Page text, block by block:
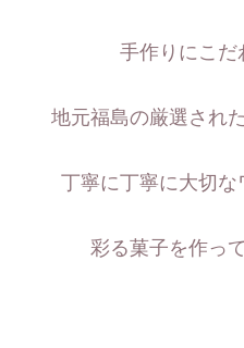
手作りにこだ
地元福島の厳選され
丁寧に丁寧に大切な
彩る菓子を作っ